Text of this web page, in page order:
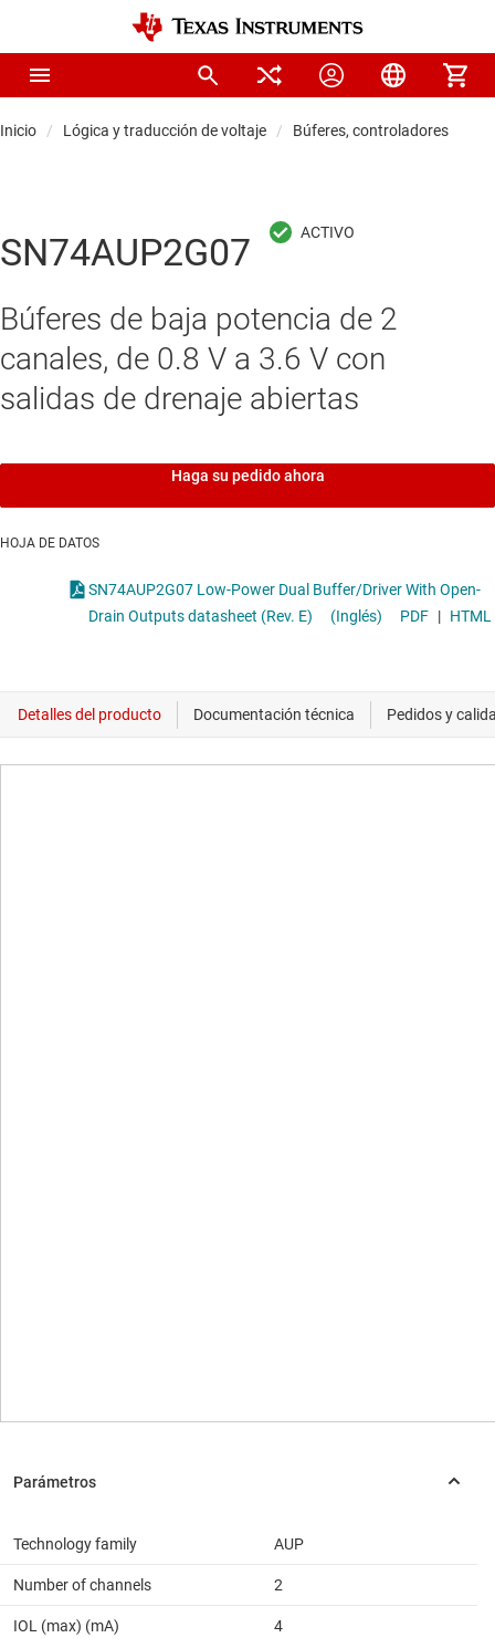
Inicio Lógica y traducción de voltaje Búferes, controladores y
SN74AUP2G07
Búferes de baja potencia de 2
canales, de 0.8 V a 3.6 V con
salidas de drenaje abiertas
Haga su pedido ahora
HOJA DE DATOS
SN74AUP2G07 Low-Power Dual Buffer/Driver With Open-
Drain Outputs datasheet (Rev. E)
(Inglés) PDF | HTML
Technology family AUP
Number of channels 2
IOL (max) (mA) 4